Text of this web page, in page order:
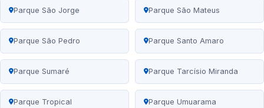
Parque São Jorge Parque São Mateus
Parque São Pedro Parque Santo Amaro
Parque Sumaré Parque Tarcísio Miranda
Parque Tropical Parque Umuarama